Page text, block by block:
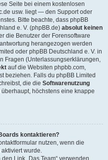
Seite bei einem kostenlosen
usw. liegt — den Support oder
Bitte beachte, dass phpBB
e. V. (phpBB.de) absolut keinen
die Benutzer der Forensoftware
herangezogen werden
oder phpBB Deutschland e. V. in
Fragen (Unterlassungserklärungen,
auf die Websiten phpbb.com,
beziehen. Falls du phpBB Limited
die die Softwarenutzung
höchstens eine knappe
kontaktieren?
nutzen, wenn die
wurde.
Link „Das Team“ verwenden.